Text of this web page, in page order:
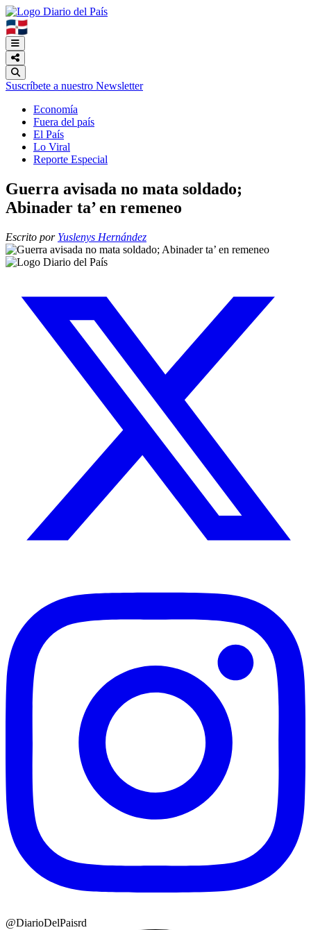
🇩🇴
Suscríbete a nuestro Newsletter
Economía
Fuera del país
El País
Lo Viral
Reporte Especial
Guerra avisada no mata soldado;
Abinader ta’ en remeneo
Escrito por Yuslenys Hernández
@DiarioDelPaisrd